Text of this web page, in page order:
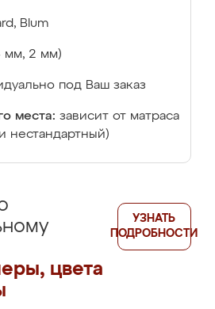
Blum
мм, 2 мм)
под Ваш заказ
места: зависит от матраса
нестандартный)
цвета
УЗНАТЬ
ПОДРОБНОСТИ